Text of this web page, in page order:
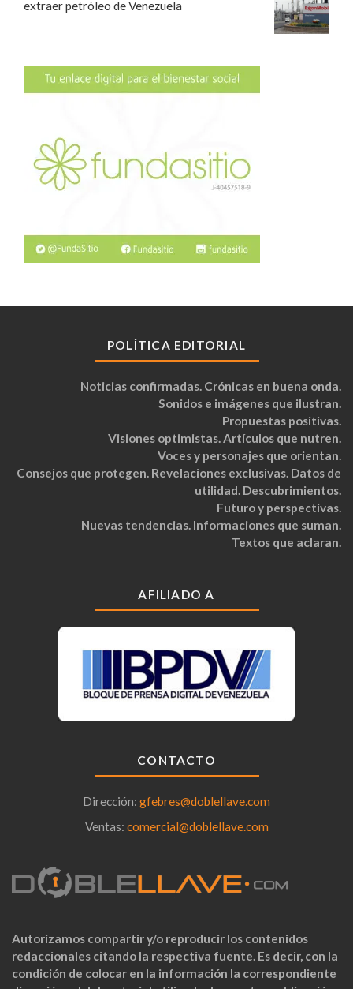
extraer petróleo de Venezuela
POLÍTICA EDITORIAL
Noticias confirmadas. Crónicas en buena onda.
Sonidos e imágenes que ilustran.
Propuestas positivas.
Visiones optimistas. Artículos que nutren.
Voces y personajes que orientan.
Consejos que protegen. Revelaciones exclusivas. Datos de
utilidad. Descubrimientos.
Futuro y perspectivas.
Nuevas tendencias. Informaciones que suman.
Textos que aclaran.
AFILIADO A
CONTACTO
Dirección: gfebres@doblellave.com
Ventas: comercial@doblellave.com
Autorizamos compartir y/o reproducir los contenidos
redaccionales citando la respectiva fuente. Es decir, con la
condición de colocar en la información la correspondiente